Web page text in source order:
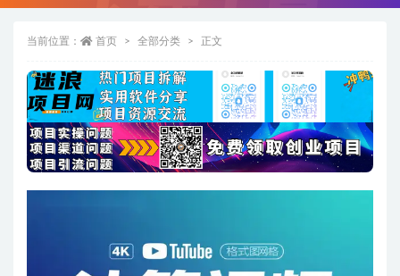
当前位置： 首页 全部分类 正文